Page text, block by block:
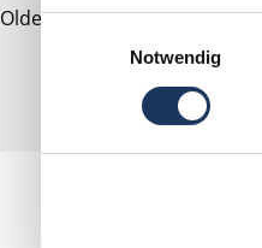
Einwilligungsauswahl
Notwendig
Oldenburg
🌟